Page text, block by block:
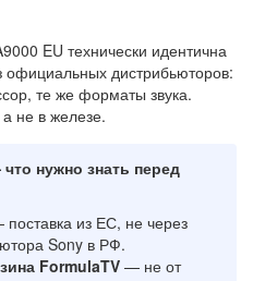
EU технически идентична
дистрибьюторов:
те же форматы звука.
не в железе.
нужно знать перед
из ЕС, не через
Sony в РФ.
FormulaTV — не от